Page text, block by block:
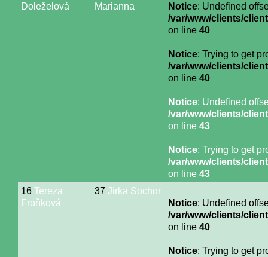
Doleželová
Marianna
Notice: Undefined
/var/www/clients/
on line 40
Notice: Trying to get
/var/www/clients/
on line 40
Notice: Undefined
/var/www/clients/
on line 43
Notice: Trying to get
/var/www/clients/
on line 43
16 Tereza
Froňková
37 Jirka Sochor
Notice: Undefined
/var/www/clients/
on line 40
Notice: Trying to get